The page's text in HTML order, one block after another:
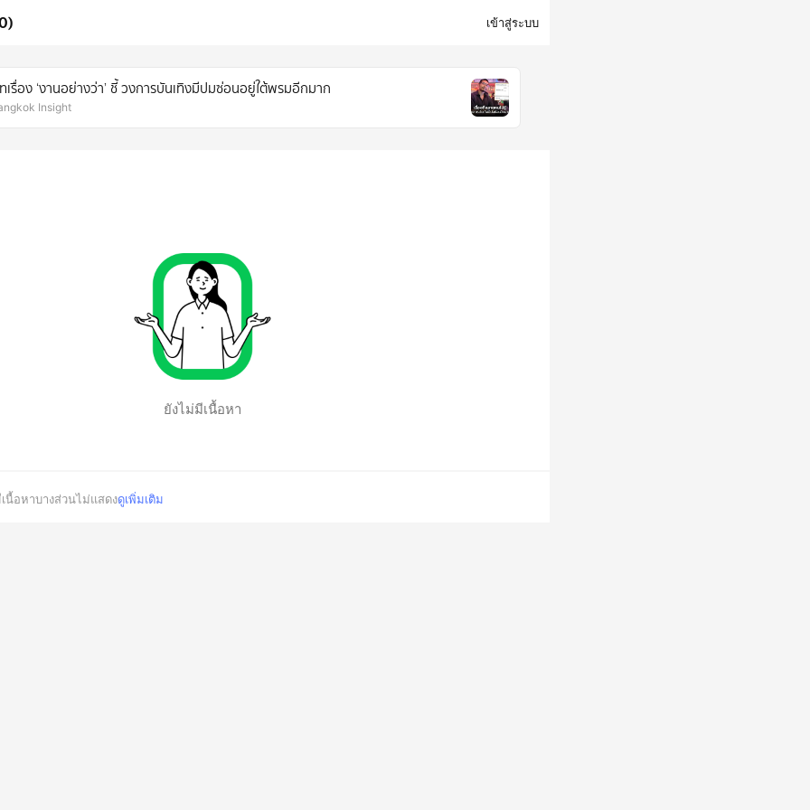
เข้าสู่ระบบ
รื่อง ‘งานอย่างว่า’ ชี้ วงการบันเทิงมีปมซ่อนอยู่ใต้พรมอีกมาก
Insight
ยังไม่มีเนื้อหา
นื้อหาบางส่วนไม่แสดงดูเพิ่มเติม